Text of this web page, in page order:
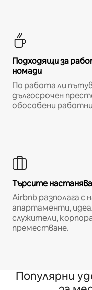
Подходящи за
номади
По работа ли
дългосрочен
обособени
Търсите
Airbnb разполага с
апартаменти,
служители,
преместване.
Популярни